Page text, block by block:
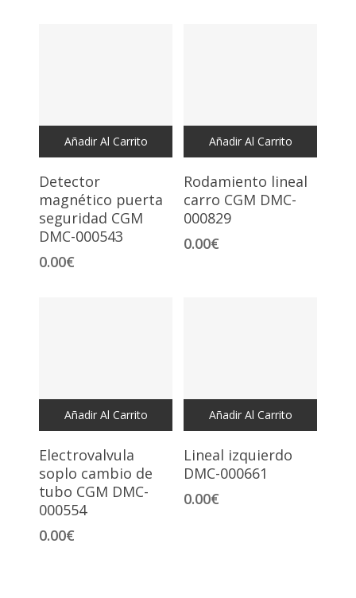
Añadir Al Carrito
Detector
magnético puerta
seguridad CGM
DMC-000543
0.00€
Añadir Al Carrito
Rodamiento lineal
carro CGM DMC-
000829
0.00€
Añadir Al Carrito
Electrovalvula
soplo cambio de
tubo CGM DMC-
000554
0.00€
Añadir Al Carrito
Lineal izquierdo
DMC-000661
0.00€